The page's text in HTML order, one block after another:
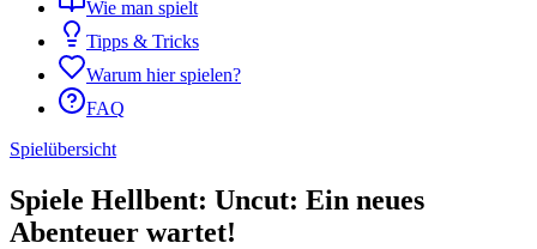
Wie man spielt
Tipps & Tricks
Warum hier spielen?
FAQ
Spielübersicht
Spiele Hellbent: Uncut: Ein neues
Abenteuer wartet!